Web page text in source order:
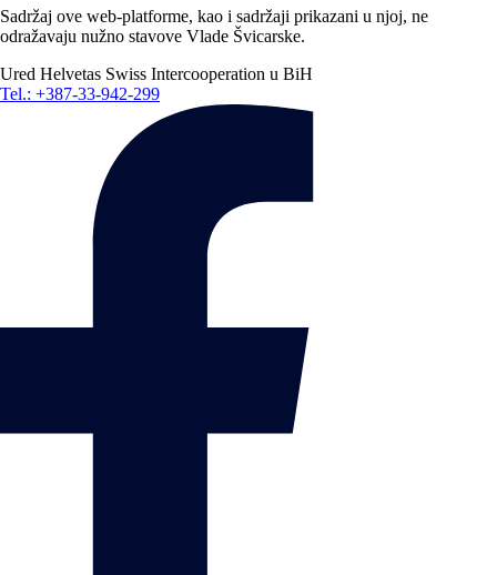
Sadržaj ove web-platforme, kao i sadržaji prikazani u njoj, ne
odražavaju nužno stavove Vlade Švicarske.
Ured Helvetas Swiss Intercooperation u BiH
Tel.: +387-33-942-299